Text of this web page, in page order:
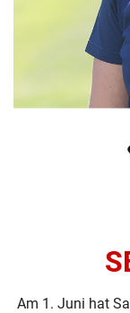
Am 1. Juni hat